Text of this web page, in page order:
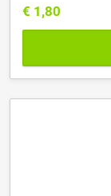
€ 1,80